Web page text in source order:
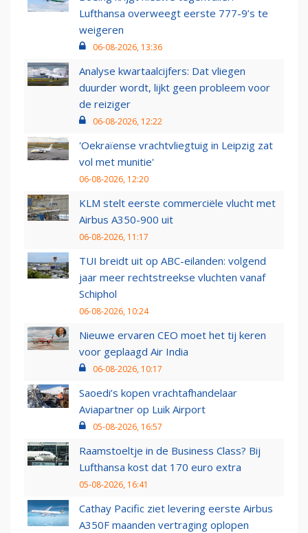
Lufthansa overweegt eerste 777-9’s te
weigeren
06-08-2026, 13:36
Analyse kwartaalcijfers: Dat vliegen
duurder wordt, lijkt geen probleem voor
de reiziger
06-08-2026, 12:22
'Oekraïense vrachtvliegtuig in Leipzig zat
vol met munitie'
06-08-2026, 12:20
KLM stelt eerste commerciële vlucht met
Airbus A350-900 uit
06-08-2026, 11:17
TUI breidt uit op ABC-eilanden: volgend
jaar meer rechtstreekse vluchten vanaf
Schiphol
06-08-2026, 10:24
Nieuwe ervaren CEO moet het tij keren
voor geplaagd Air India
06-08-2026, 10:17
Saoedi’s kopen vrachtafhandelaar
Aviapartner op Luik Airport
05-08-2026, 16:57
Raamstoeltje in de Business Class? Bij
Lufthansa kost dat 170 euro extra
05-08-2026, 16:41
Cathay Pacific ziet levering eerste Airbus
A350F maanden vertraging oplopen